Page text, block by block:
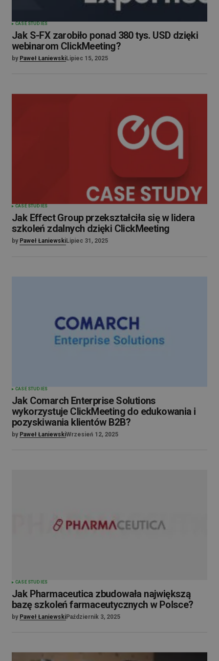
CASE STUDIES
Jak S-FX zarobiło ponad 380 tys. USD dzięki
webinarom ClickMeeting?
by Paweł ŁaniewskiLipiec 15, 2025
CASE STUDIES
Jak Effect Group przekształciła się w lidera
szkoleń zdalnych dzięki ClickMeeting
by Paweł ŁaniewskiLipiec 31, 2025
CASE STUDIES
Jak Comarch Enterprise Solutions
wykorzystuje ClickMeeting do edukowania i
pozyskiwania klientów B2B?
by Paweł ŁaniewskiWrzesień 12, 2025
CASE STUDIES
Jak Pharmaceutica zbudowała największą
bazę szkoleń farmaceutycznych w Polsce?
by Paweł ŁaniewskiPaździernik 3, 2025